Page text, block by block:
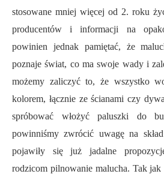
stosowane mniej więcej od 2. roku
producentów i informacji na
powinien jednak pamiętać, że
poznaje świat, co ma swoje wady i
możemy zaliczyć to, że wszystko
kolorem, łącznie ze ścianami czy
spróbować włożyć paluszki do
powinniśmy zwrócić uwagę na
pojawiły się już jadalne
rodzicom pilnowanie malucha. Tak